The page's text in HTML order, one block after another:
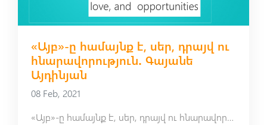
«Այբ»-ը համայնք է, սեր, դրայվ ու
հնարավորություն․ Գայանե
Այդինյան
08 Feb, 2021
«Այբ»-ը համայնք է, սեր, դրայվ ու հնարավորություն․ Գայանե Այդինյան